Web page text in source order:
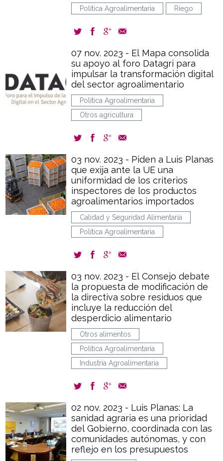
Política Agroalimentaria Riego
07 nov. 2023 - El Mapa consolida
su apoyo al foro Datagri para
impulsar la transformación digital
del sector agroalimentario
Política Agroalimentaria
Otros agricultura
03 nov. 2023 - Piden a Luis Planas
que exija ante la UE una
uniformidad de los criterios
inspectores de los productos
agroalimentarios importados
Calidad y Seguridad Alimentaria
Política Agroalimentaria
03 nov. 2023 - El Consejo debate
la propuesta de modificación de
la directiva sobre residuos que
incluye la reducción del
desperdicio alimentario
Otros alimentos
Política Agroalimentaria
Industria Agroalimentaria
02 nov. 2023 - Luis Planas: La
sanidad agraria es una prioridad
del Gobierno, coordinada con las
comunidades autónomas, y con
reflejo en los presupuestos